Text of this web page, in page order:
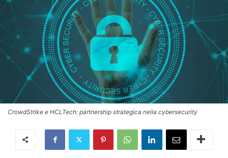
CrowdStrike e HCLTech: partnership strategica nella cybersecurity